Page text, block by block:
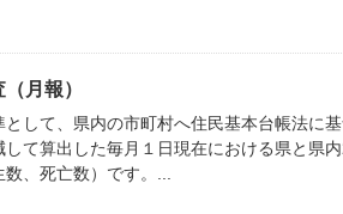
月報）
して、県内の市町村へ住民基本台帳法に
て算出した毎月１日現在における県と県
、死亡数）です。...